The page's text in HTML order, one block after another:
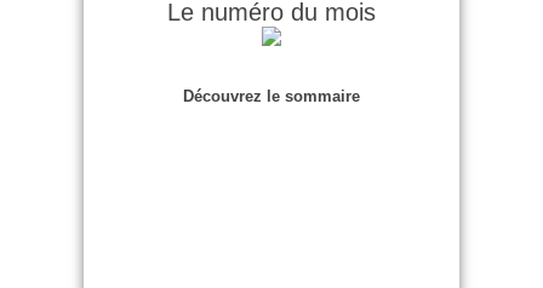
Le numéro du mois
Découvrez le sommaire